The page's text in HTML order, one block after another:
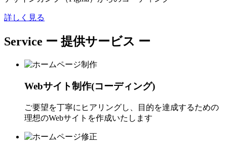
詳しく見る
Service ー 提供サービス ー
Webサイト制作(コーディング)
ご要望を丁寧にヒアリングし、目的を達成するための
理想のWebサイトを作成いたします